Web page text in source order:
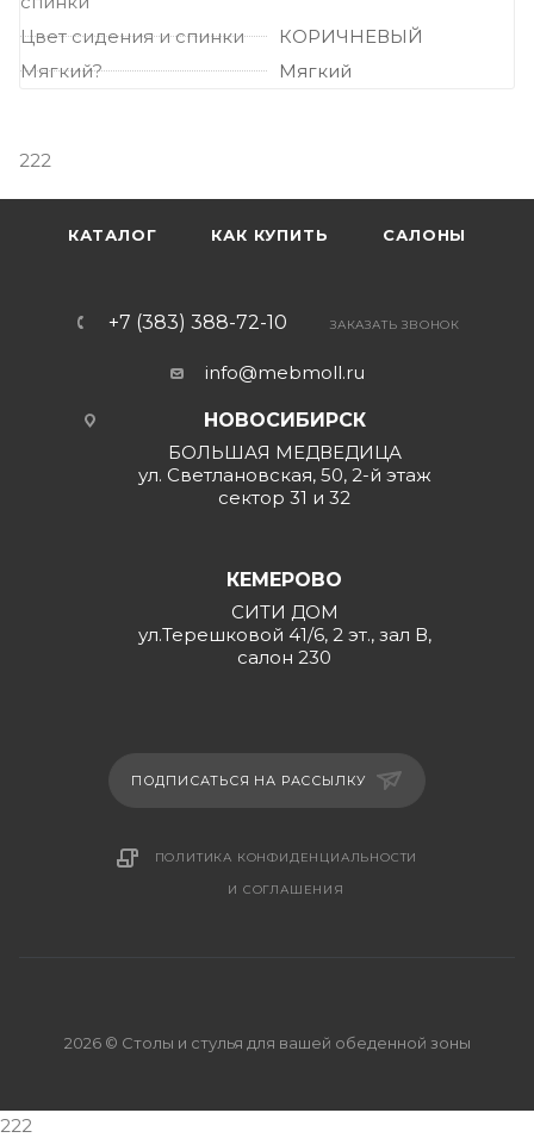
Цвет сидения и спинки
КОРИЧНЕВЫЙ
Мягкий?
Мягкий
222
КАТАЛОГ КАК КУПИТЬ САЛОНЫ
+7 (383) 388-72-10 ЗАКАЗАТЬ ЗВОНОК
info@mebmoll.ru
НОВОСИБИРСК
БОЛЬШАЯ МЕДВЕДИЦА
ул. Светлановская, 50, 2-й этаж
сектор 31 и 32
КЕМЕРОВО
СИТИ ДОМ
ул.Терешковой 41/6, 2 эт., зал В,
салон 230
ПОДПИСАТЬСЯ НА РАССЫЛКУ
ПОЛИТИКА КОНФИДЕНЦИАЛЬНОСТИ
И СОГЛАШЕНИЯ
2026 © Столы и стулья для вашей обеденной зоны
222